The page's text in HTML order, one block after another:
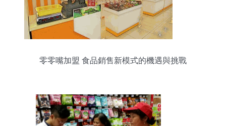
零零嘴加盟 食品銷售新模式的機遇與挑戰